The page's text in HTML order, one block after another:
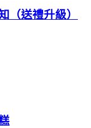
（送禮升級）